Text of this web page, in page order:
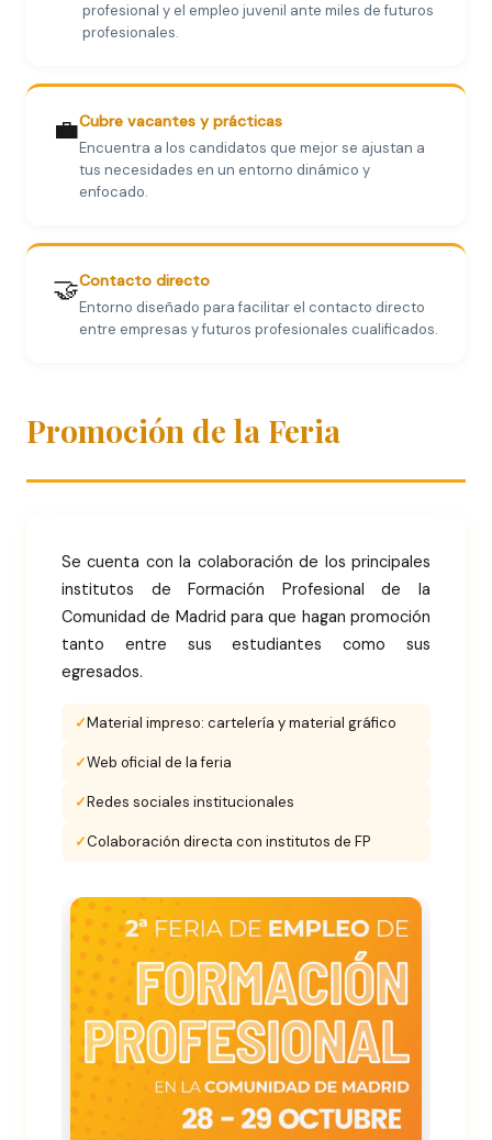
profesional y el empleo juvenil ante miles de futuros
profesionales.
💼Cubre vacantes y prácticas
Encuentra a los candidatos que mejor se ajustan a
tus necesidades en un entorno dinámico y
enfocado.
🤝Contacto directo
Entorno diseñado para facilitar el contacto directo
entre empresas y futuros profesionales cualificados.
Promoción de la Feria
Se cuenta con la colaboración de los principales
institutos de Formación Profesional de la
Comunidad de Madrid para que hagan promoción
tanto entre sus estudiantes como sus
egresados.
Material impreso: cartelería y material gráfico
Web oficial de la feria
Redes sociales institucionales
Colaboración directa con institutos de FP